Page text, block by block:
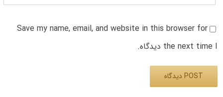
Save my name, email, and website in this browser for
the next time I دیدگاه.